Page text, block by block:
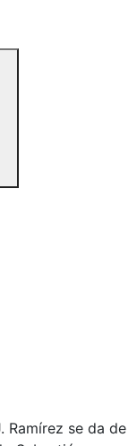
Ramírez se da de